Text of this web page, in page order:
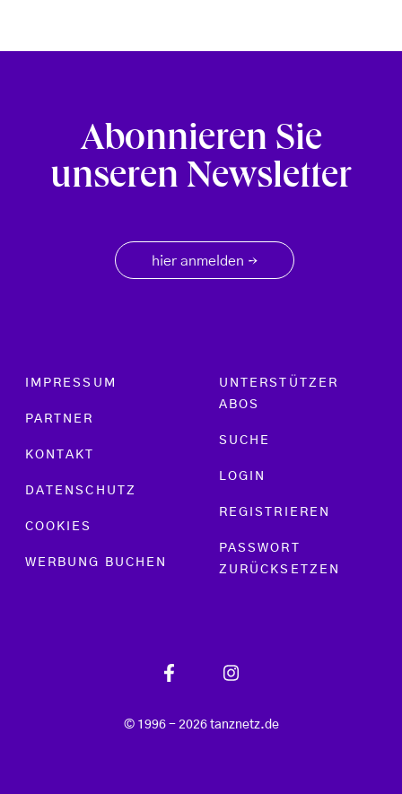
Abonnieren Sie
unseren Newsletter
hier anmelden →
Footer menu
IMPRESSUM
PARTNER
KONTAKT
DATENSCHUTZ
COOKIES
WERBUNG BUCHEN
UNTERSTÜTZER
ABOS
SUCHE
LOGIN
REGISTRIEREN
PASSWORT
ZURÜCKSETZEN
© 1996 - 2026 tanznetz.de